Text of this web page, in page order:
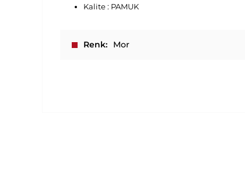
Kalite : PAMUK
Renk Mor